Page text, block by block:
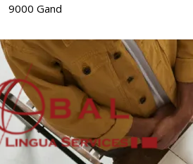
9000 Gand